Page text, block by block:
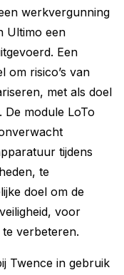
werkvergunning
Ultimo een
Een
om risico’s van
met als doel
De module LoTo
tijdens
te
doel om de
voor
verbeteren.
Twence in gebruik